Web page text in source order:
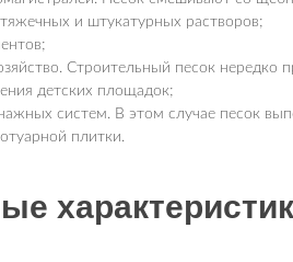
и штукатурных растворов;
Строительный песок нередко
детских площадок;
систем. В этом случае песок
плитки.